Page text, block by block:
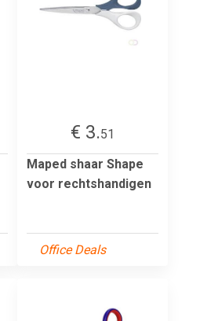
€ 3.51
Maped shaar Shape
voor rechtshandigen
Office Deals